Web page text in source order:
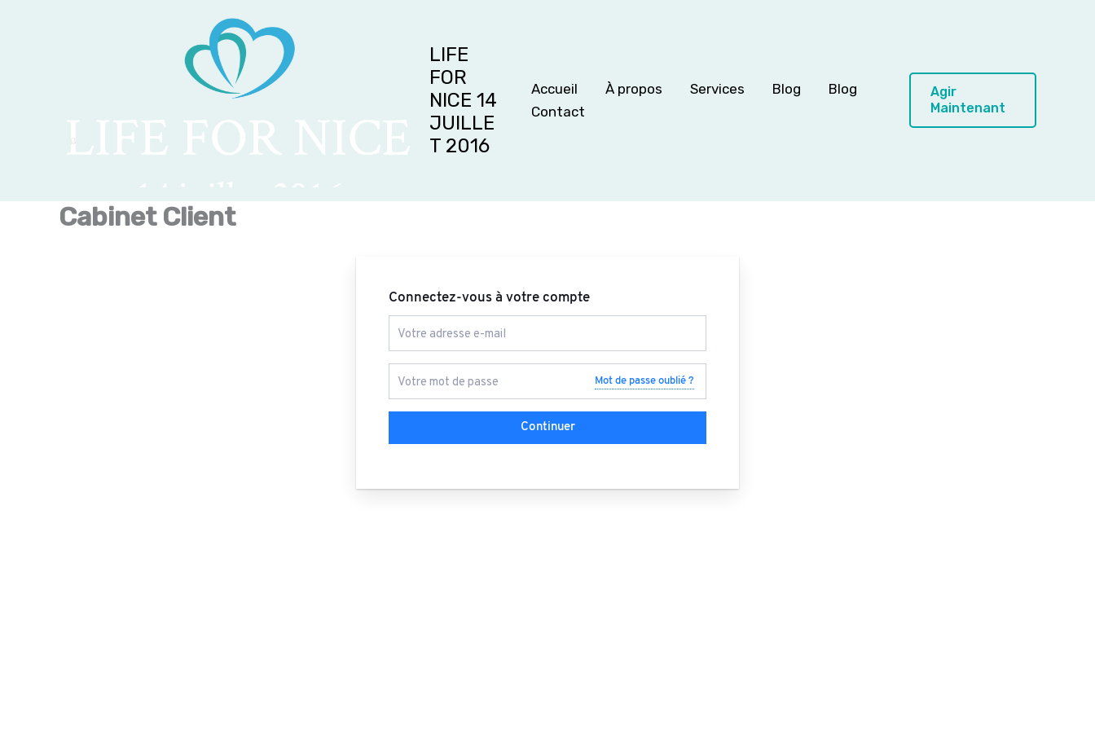
LIFE
FOR
NICE 14
JUILLE
T 2016
Accueil À propos Services Blog
Blog
Contact
Agir
Maintenant
Cabinet Client
Connectez-vous à votre compte
Mot de passe oublié ?
Continuer